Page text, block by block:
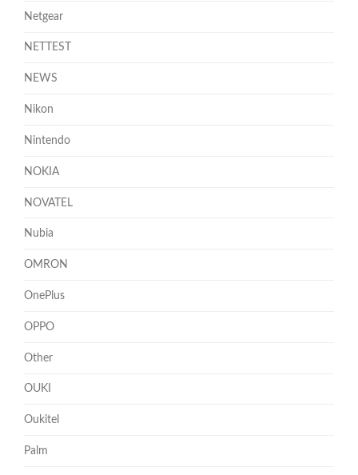
Netgear
NETTEST
NEWS
Nikon
Nintendo
NOKIA
NOVATEL
Nubia
OMRON
OnePlus
OPPO
Other
OUKI
Oukitel
Palm